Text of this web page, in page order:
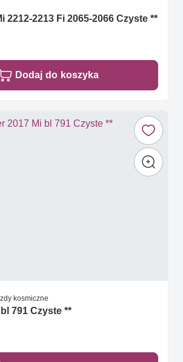
2212-2213 Fi 2065-2066 Czyste **
Dodaj do koszyka
kosmiczne
791 Czyste **